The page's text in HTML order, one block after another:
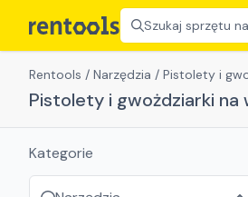
Szukaj sprzętu
Rentools / Narzędzia / Pistolety i
Pistolety i gwożdziarki
Kategorie